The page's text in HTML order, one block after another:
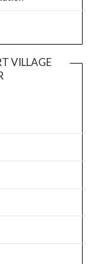
VILLAGE